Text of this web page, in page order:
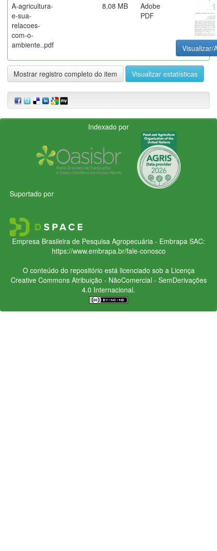
A-agricultura-
e-sua-
relacoes-
com-o-
ambiente..pdf
8,08 MB
Adobe
PDF
Visualizar/
Mostrar registro completo do item Visualizar estatísticas
Indexado por
Suportado por
Empresa Brasileira de Pesquisa Agropecuária - Embrapa SAC:
https://www.embrapa.br/fale-conosco
O conteúdo do repositório está licenciado sob a Licença
Creative CommonsAtribuição - NãoComercial - SemDerivações
4.0 Internacional.